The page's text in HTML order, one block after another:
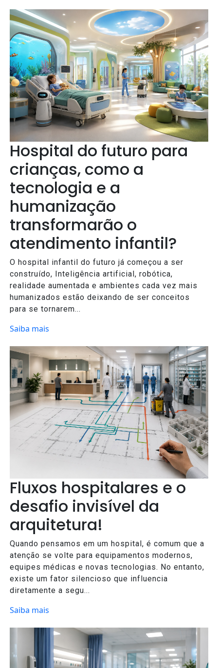
Hospital do futuro para
crianças, como a
tecnologia e a
humanização
transformarão o
atendimento infantil?
O hospital infantil do futuro já começou a ser
construído, Inteligência artificial, robótica,
realidade aumentada e ambientes cada vez mais
humanizados estão deixando de ser conceitos
para se tornarem...
Saiba mais
Fluxos hospitalares e o
desafio invisível da
arquitetura!
Quando pensamos em um hospital, é comum que a
atenção se volte para equipamentos modernos,
equipes médicas e novas tecnologias. No entanto,
existe um fator silencioso que influencia
diretamente a segu...
Saiba mais